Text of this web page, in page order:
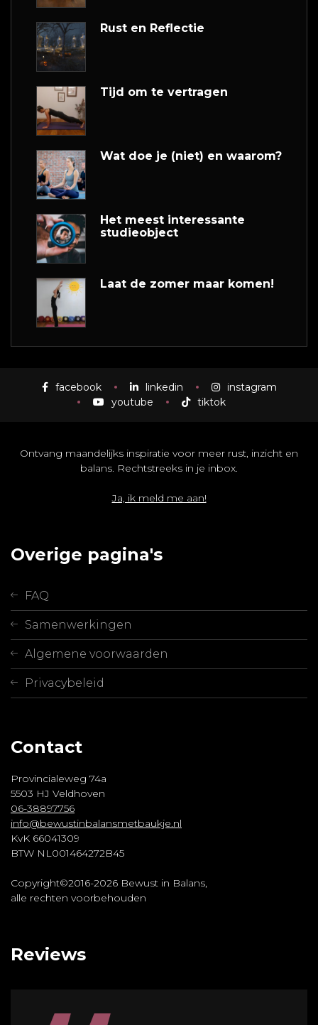
Rust en Reflectie
Tijd om te vertragen
Wat doe je (niet) en waarom?
Het meest interessante
studieobject
Laat de zomer maar komen!
facebook linkedin
instagram
youtube
tiktok
Ontvang maandelijks inspiratie voor meer rust, inzicht en
balans. Rechtstreeks in je inbox.
Ja, ik meld me aan!
Overige pagina's
FAQ
Samenwerkingen
Algemene voorwaarden
Privacybeleid
Contact
Provincialeweg 74a
5503 HJ Veldhoven
06-38897756
info@bewustinbalansmetbaukje.nl
KvK 66041309
BTW NL001464272B45
Copyright©2016-2026 Bewust in Balans,
alle rechten voorbehouden
Reviews